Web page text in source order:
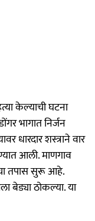
केल्याची घटना
भागात निर्जन
धारदार शस्त्राने वार
आली. माणगाव
तपास सुरू आहे.
बेड्या ठोकल्या. या